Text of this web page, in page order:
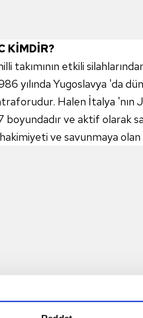
KİMDİR?
takımının etkili
yılında Yugoslavya 'da
Halen İtalya 'nın
boyundadır ve aktif olarak
ve savunmaya olan